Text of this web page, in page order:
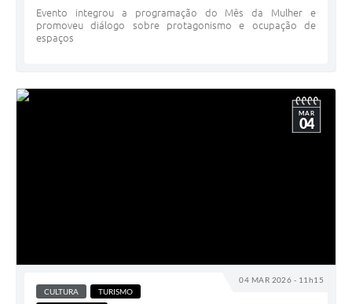
Evento integrou a programação do Mês da Mulher e
promoveu diálogo sobre protagonismo e ocupação de
espaços
04 MAR 2026 - 11h15
MAR
04
CULTURA
TURISMO